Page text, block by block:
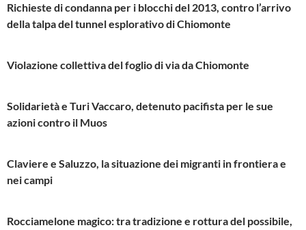
Richieste di condanna per i blocchi del 2013, contro l’arrivo
della talpa del tunnel esplorativo di Chiomonte
Violazione collettiva del foglio di via da Chiomonte
Solidarietà e Turi Vaccaro, detenuto pacifista per le sue
azioni contro il Muos
Claviere e Saluzzo, la situazione dei migranti in frontiera e
nei campi
Rocciamelone magico: tra tradizione e rottura del possibile,